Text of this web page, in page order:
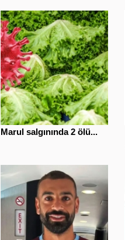
Marul salgınında 2 ölü...